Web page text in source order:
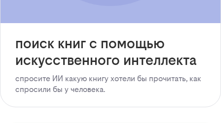
поиск книг с помощью
искусственного интеллекта
спросите ИИ какую книгу хотели бы прочитать, как
спросили бы у человека.